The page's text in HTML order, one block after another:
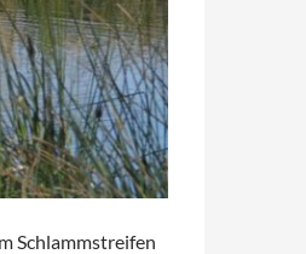
Schlammstreifen